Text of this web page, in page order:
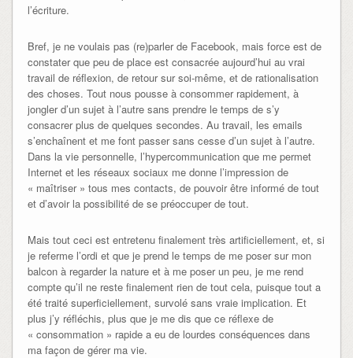
l’écriture.
Bref, je ne voulais pas (re)parler de Facebook, mais force est de
constater que peu de place est consacrée aujourd’hui au vrai
travail de réflexion, de retour sur soi-même, et de rationalisation
des choses. Tout nous pousse à consommer rapidement, à
jongler d’un sujet à l’autre sans prendre le temps de s’y
consacrer plus de quelques secondes. Au travail, les emails
s’enchaînent et me font passer sans cesse d’un sujet à l’autre.
Dans la vie personnelle, l’hypercommunication que me permet
Internet et les réseaux sociaux me donne l’impression de
« maîtriser » tous mes contacts, de pouvoir être informé de tout
et d’avoir la possibilité de se préoccuper de tout.
Mais tout ceci est entretenu finalement très artificiellement, et, si
je referme l’ordi et que je prend le temps de me poser sur mon
balcon à regarder la nature et à me poser un peu, je me rend
compte qu’il ne reste finalement rien de tout cela, puisque tout a
été traité superficiellement, survolé sans vraie implication. Et
plus j’y réfléchis, plus que je me dis que ce réflexe de
« consommation » rapide a eu de lourdes conséquences dans
ma façon de gérer ma vie.